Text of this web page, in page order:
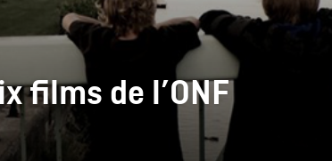
films de l’ONF